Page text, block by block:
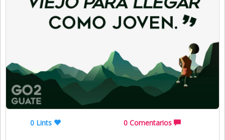
0 Lints 0 Comentarios